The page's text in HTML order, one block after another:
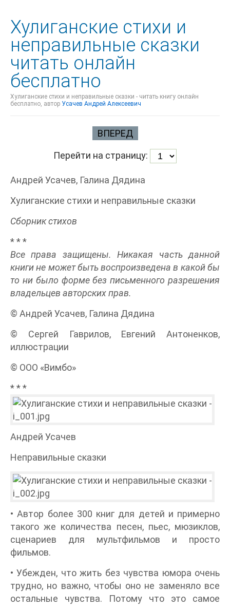
Хулиганские стихи и
неправильные сказки
читать онлайн
бесплатно
Хулиганские стихи и неправильные сказки - читать книгу онлайн
бесплатно, автор Усачев Андрей Алексеевич
ВПЕРЕД
Перейти на страницу:
Андрей Усачев, Галина Дядина
Хулиганские стихи и неправильные сказки
Сборник стихов
* * *
Все права защищены. Никакая часть данной
книги не может быть воспроизведена в какой бы
то ни было форме без письменного разрешения
владельцев авторских прав.
© Андрей Усачев, Галина Дядина
© Сергей Гаврилов, Евгений Антоненков,
иллюстрации
© ООО «Вимбо»
* * *
Андрей Усачев
Неправильные сказки
• Автор более 300 книг для детей и примерно
такого же количества песен, пьес, мюзиклов,
сценариев для мультфильмов и просто
фильмов.
• Убежден, что жить без чувства юмора очень
трудно, но важно, чтобы оно не заменяло все
остальные чувства. Потому что это самое